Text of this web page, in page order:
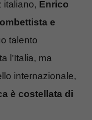
italiano, Enrico
e
talento
l’Italia, ma
internazionale,
è costellata di